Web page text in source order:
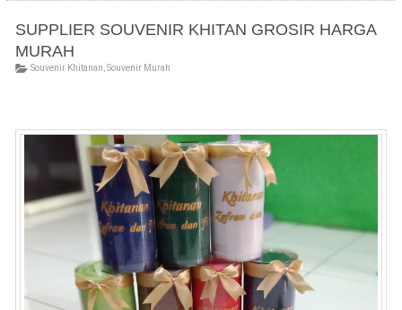
SUPPLIER SOUVENIR KHITAN GROSIR HARGA
MURAH
Souvenir Khitanan Souvenir Murah